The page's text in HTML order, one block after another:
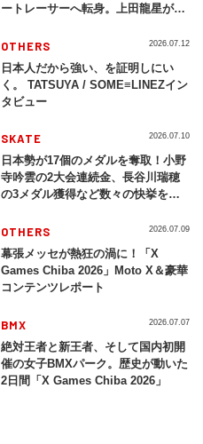
ートレーサーへ転身。上田龍星が体
OTHERS
日本人だから強い、を証明しにい
く。 TATSUYA / SOME≡LINEZイン
タビュー
2026.07.12
SKATE
日本勢が17個のメダルを奪取！小野
寺吟雲の2大会連続金、長谷川瑞穂
の3メダル獲得など数々の快挙をプ
2026」
2026.07.10
OTHERS
幕張メッセが熱狂の渦に！「X
Games Chiba 2026」Moto X＆豪華
コンテンツレポート
2026.07.09
BMX
絶対王者と新王者、そして国内初開
催の女子BMXパーク。歴史が動いた
2日間「X Games Chiba 2026」
2026.07.07